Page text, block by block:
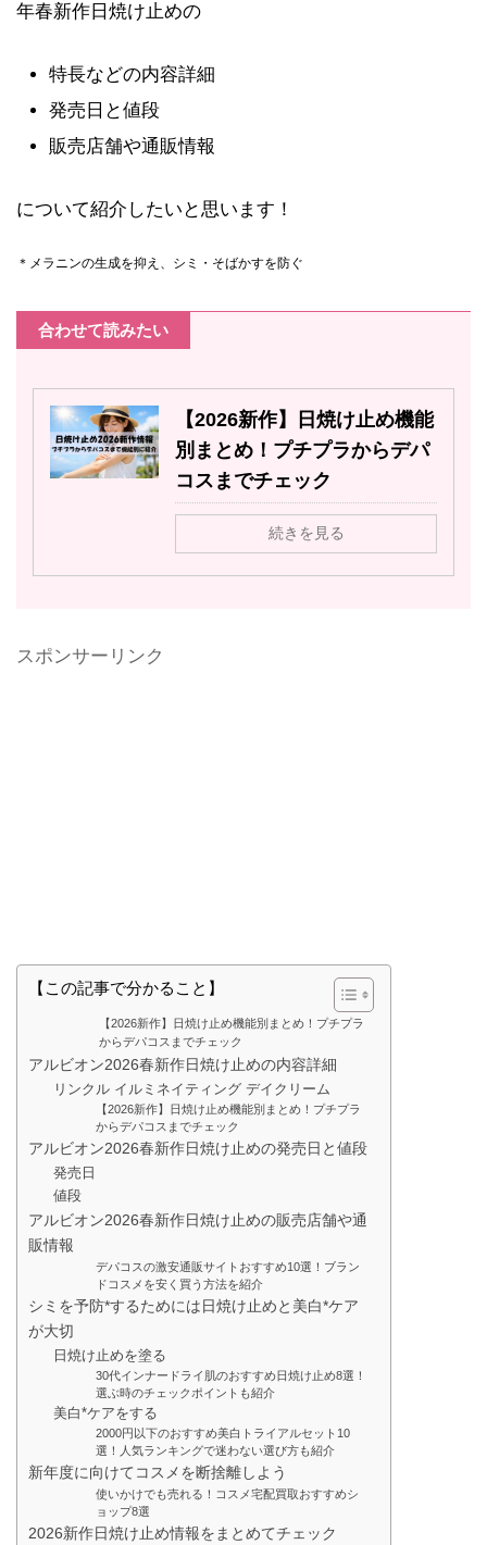
年春新作日焼け止めの
特長などの内容詳細
発売日と値段
販売店舗や通販情報
について紹介したいと思います！
＊メラニンの生成を抑え、シミ・そばかすを防ぐ
合わせて読みたい
【2026新作】日焼け止め機能
別まとめ！プチプラからデパ
コスまでチェック
続きを見る
スポンサーリンク
【この記事で分かること】
【2026新作】日焼け止め機能別まとめ！プチプラ
からデパコスまでチェック
アルビオン2026春新作日焼け止めの内容詳細
リンクル イルミネイティング デイクリーム
【2026新作】日焼け止め機能別まとめ！プチプラ
からデパコスまでチェック
アルビオン2026春新作日焼け止めの発売日と値段
発売日
値段
アルビオン2026春新作日焼け止めの販売店舗や通
販情報
デパコスの激安通販サイトおすすめ10選！ブラン
ドコスメを安く買う方法を紹介
シミを予防*するためには日焼け止めと美白*ケア
が大切
日焼け止めを塗る
30代インナードライ肌のおすすめ日焼け止め8選！
選ぶ時のチェックポイントも紹介
美白*ケアをする
2000円以下のおすすめ美白トライアルセット10
選！人気ランキングで迷わない選び方も紹介
新年度に向けてコスメを断捨離しよう
使いかけでも売れる！コスメ宅配買取おすすめシ
ョップ8選
2026新作日焼け止め情報をまとめてチェック